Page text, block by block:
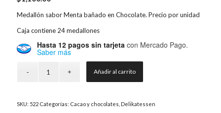
Medallón sabor Menta bañado en Chocolate. Precio por unidad
Caja contiene 24 medallones
Hasta 12 pagos sin tarjetacon Mercado Pago.
Saber más
Añadir al carrito
SKU: 522 Categorías: Cacao y chocolates Delikatessen